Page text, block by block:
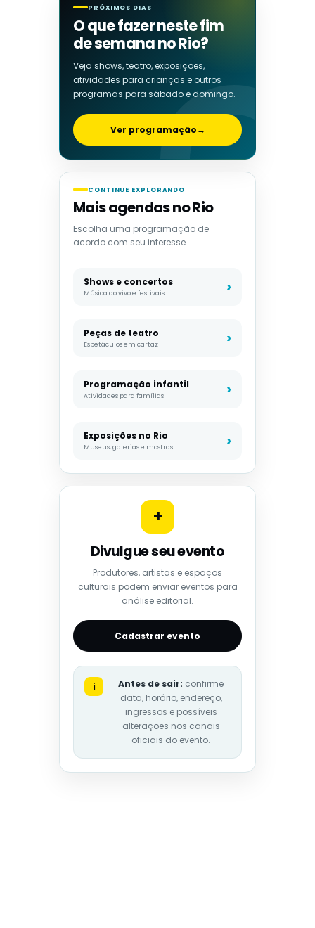
PRÓXIMOS DIAS
O que fazer neste fim
de semana no Rio?
Veja shows, teatro, exposições,
atividades para crianças e outros
programas para sábado e domingo.
Ver programação→
CONTINUE EXPLORANDO
Mais agendas no Rio
Escolha uma programação de
acordo com seu interesse.
Shows e concertos
Música ao vivo e festivais
Peças de teatro
Espetáculos em cartaz
Programação infantil
Atividades para famílias
Exposições no Rio
Museus, galerias e mostras
+
Divulgue seu evento
Produtores, artistas e espaços
culturais podem enviar eventos para
análise editorial.
Cadastrar evento
i Antes de sair: confirme
data, horário, endereço,
ingressos e possíveis
alterações nos canais
oficiais do evento.